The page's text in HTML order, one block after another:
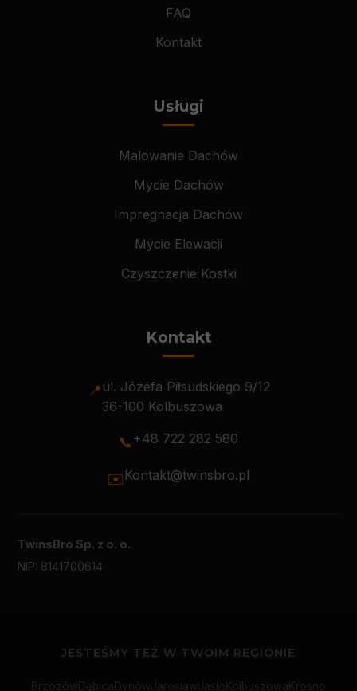
FAQ
Kontakt
Usługi
Malowanie Dachów
Mycie Dachów
Impregnacja Dachów
Mycie Elewacji
Czyszczenie Kostki
Kontakt
📍 ul. Józefa Piłsudskiego 9/12
36-100 Kolbuszowa
📞 +48 722 282 580
✉️ Kontakt@twinsbro.pl
TwinsBro Sp. z o. o.
NIP: 8141700614
JESTEŚMY TEŻ W TWOIM REGIONIE
BrzozówDębicaDynówJarosławJasło Kolbuszowa Krosno